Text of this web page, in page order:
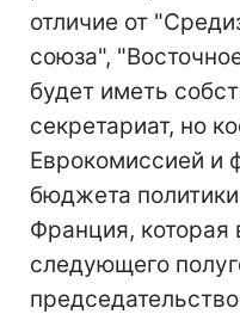
отличие от
союза",
будет иметь
секретариат, но
Еврокомиссией и
бюджета
Франция, которая
следующего